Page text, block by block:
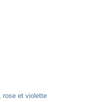
rose et violette